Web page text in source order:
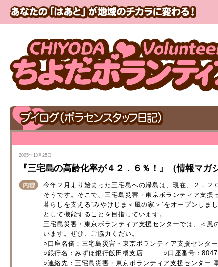
2005年10月25日
『三宅島の高齢化率が４２．６％！』（情報マ
今年２月より始まった三宅島への帰島は、現在、２，
そうです。そこで、三宅島災害・東京ボランティア支
暮らしを支える“みやけじま＜風の家＞”をオープンし
として機能することを目指しています。
三宅島災害・東京ボランティア支援センターでは、＜
います。ぜひ、ご協力くだい。
○口座名儀：三宅島災害・東京ボランティア支援セン
○銀行名：みずほ銀行飯田橋支店 ○口座番号：
○連絡先：三宅島災害・東京ボランティア支援センター